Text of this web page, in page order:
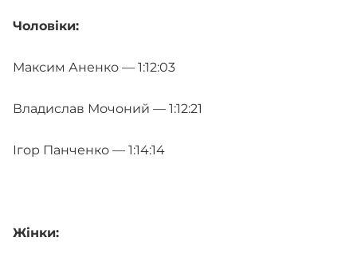
Чоловіки:
Максим Аненко — 1:12:03
Владислав Мочоний — 1:12:21
Ігор Панченко — 1:14:14
Жінки: